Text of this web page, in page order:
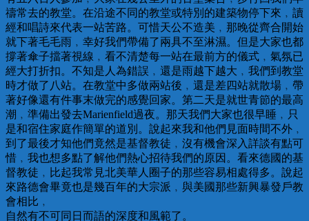
禱常去的教堂。在沿途不同的教堂或特別的建築物停下來﹐讀
經和唱詩來代表一站苦路。可惜天公不造美﹐那晚從齊合開始
就下著毛毛雨﹐幸好我們帶備了兩具不至淋濕。但是大家也都
撐著傘子擋著視線﹐看不清楚每一站在最前方的儀式﹐氣氛已
經大打折扣。不知是人為錯誤﹐還是雨越下越大﹐我們到教堂
時才做了八站。在教堂中多做兩站後﹐還是差四站就散場﹐帶
著好像還有件事末做完的感覺回家。第二天是就世青節的最高
潮﹐準備出發去Marienfield過夜。那天我們大家也很早睡﹐只
是和宿住家庭作簡單的道別。說起來我和他們見面時間不外﹐
到了最後才知他們竟然是基督教徒﹐沒有機會深入詳談有點可
惜﹐我也想多點了解他們熱心招待我們的原因。看來德國的基
督教徒﹐比起我常見北美華人圈子的那些容易相處得多。說起
來路德會畢竟也是幾百年的大宗派﹐與美國那些新興暴發戶教
會相比﹐
自然有不可同日而語的深度和風範了。